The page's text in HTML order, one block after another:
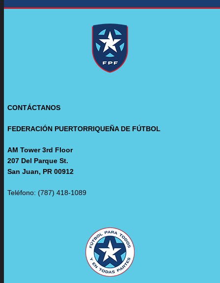
CONTÁCTANOS
FEDERACIÓN PUERTORRIQUEÑA DE FÚTBOL
AM Tower 3rd Floor
207 Del Parque St.
San Juan, PR 00912
Teléfono: (787) 418-1089